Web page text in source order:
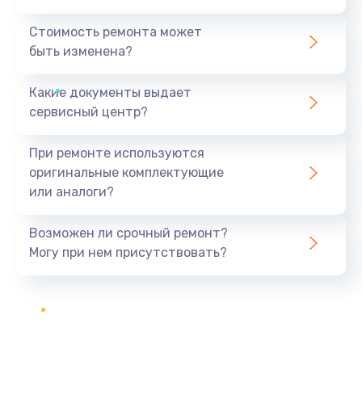
Стоимость ремонта может
быть изменена?
Какие документы выдает
сервисный центр?
При ремонте используются
оригинальные комплектующие
или аналоги?
Возможен ли срочный ремонт?
Могу при нем присутствовать?